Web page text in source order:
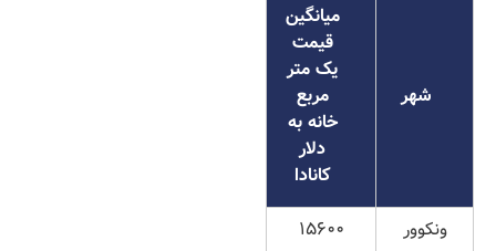
شهر
میانگین
قیمت
یک متر
مربع
خانه به
دلار
کانادا
ونکوور
۱۵۶۰۰